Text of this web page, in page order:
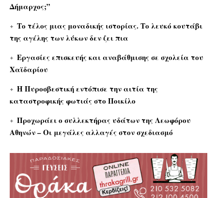
Δήμαρχος;”
Το τέλος μιας μοναδικής ιστορίας. Το λευκό κουτάβι
της αγέλης των λύκων δεν ζει πια
Εργασίες επισκευής και αναβάθμισης σε σχολεία του
Χαϊδαρίου
Η Πυροσβεστική εντόπισε την αιτία της
καταστροφικής φωτιάς στο Ποικίλο
Προχωράει ο συλλεκτήρας υδάτων της Λεωφόρου
Αθηνών – Οι μεγάλες αλλαγές στον σχεδιασμό